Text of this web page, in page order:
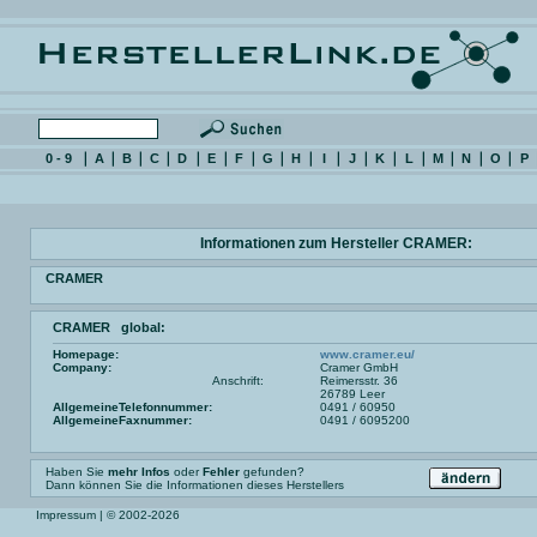
0 - 9 A B C D E F G H I J K L M N O P
Informationen zum Hersteller CRAMER:
CRAMER
CRAMER global:
Homepage:
www.cramer.eu/
Company:
Cramer GmbH
Anschrift:
Reimersstr. 36
26789 Leer
AllgemeineTelefonnummer:
0491 / 60950
AllgemeineFaxnummer:
0491 / 6095200
Haben Sie mehr Infos oderFehler gefunden?
Dann können Sie die Informationen dieses Herstellers
Impressum | © 2002-2026